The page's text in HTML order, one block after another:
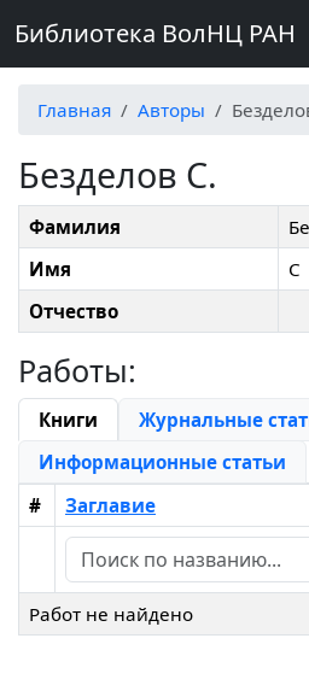
Библиотека ВолНЦ РАН
Главная Авторы
Безделов С.
Фамилия
Имя
С
Отчество
Работы:
Книги
Журнальные
Информационные статьи
#
Заглавие
Работ не найдено